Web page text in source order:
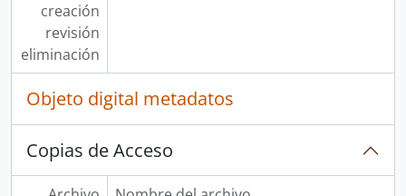
creación
revisión
eliminación
Objeto digital metadatos
Copias de Acceso